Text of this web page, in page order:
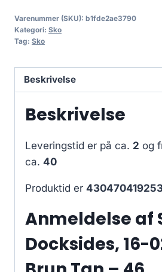
Varenummer (SKU): b1fde2ae3790
Kategori: Sko
Tag: Sko
Beskrivelse
Beskrivelse
Leveringstid er på ca. 2 og
ca. 40
Produktid er
Anmeldelse af
Docksides, 16-